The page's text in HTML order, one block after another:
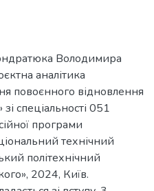
Володимира
аналітика
повоєнного відновлення
спеціальності 051
програми
технічний
політехнічний
2024, Київ.